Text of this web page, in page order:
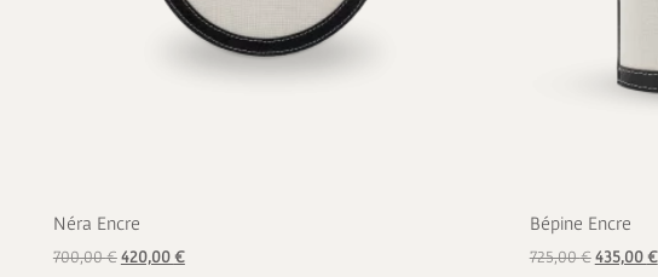
Néra Encre
700,00€420,00€
Bépine Encre
725,00€ 435,00€